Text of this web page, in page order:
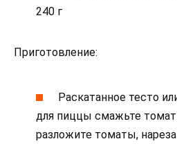
240 г
Приготовление:
Раскатанное тесто
для пиццы смажьте
разложите томаты,